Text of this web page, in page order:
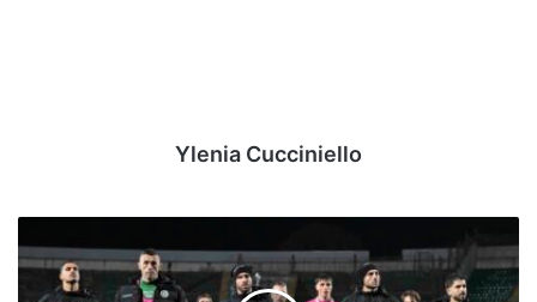
Ylenia Cucciniello
Juve
Stabia,